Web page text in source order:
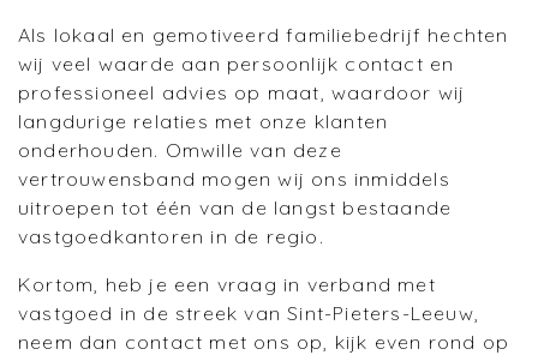
Als lokaal en gemotiveerd familiebedrijf hechten
wij veel waarde aan persoonlijk contact en
professioneel advies op maat, waardoor wij
langdurige relaties met onze klanten
onderhouden. Omwille van deze
vertrouwensband mogen wij ons inmiddels
uitroepen tot één van de langst bestaande
vastgoedkantoren in de regio.
Kortom, heb je een vraag in verband met
vastgoed in de streek van Sint-Pieters-Leeuw,
neem dan contact met ons op, kijk even rond op